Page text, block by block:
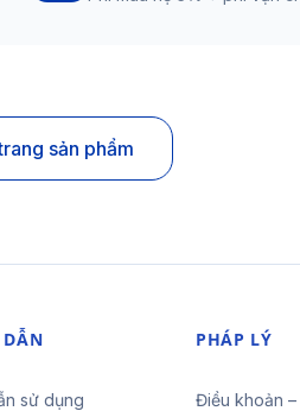
sản phẩm
sử dụng
PHÁP LÝ
Điều khoản